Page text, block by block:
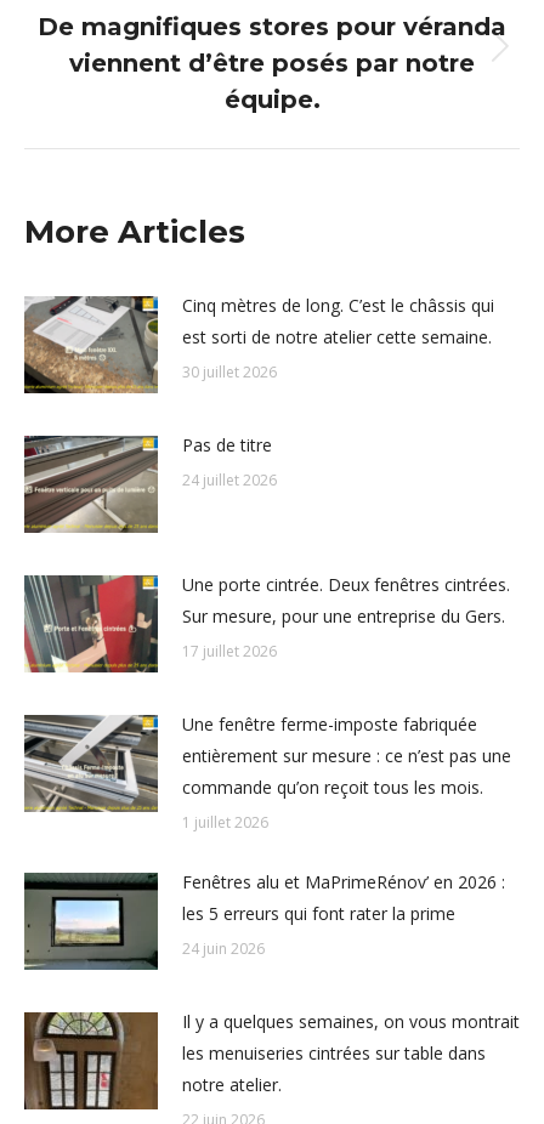
Article
suivant
De magnifiques stores pour véranda
viennent d’être posés par notre
équipe.
More Articles
Cinq mètres de long. C’est le châssis qui
est sorti de notre atelier cette semaine.
30 juillet 2026
Pas de titre
24 juillet 2026
Une porte cintrée. Deux fenêtres cintrées.
Sur mesure, pour une entreprise du Gers.
17 juillet 2026
Une fenêtre ferme-imposte fabriquée
entièrement sur mesure : ce n’est pas une
commande qu’on reçoit tous les mois.
1 juillet 2026
Fenêtres alu et MaPrimeRénov’ en 2026 :
les 5 erreurs qui font rater la prime
24 juin 2026
Il y a quelques semaines, on vous montrait
les menuiseries cintrées sur table dans
notre atelier.
22 juin 2026